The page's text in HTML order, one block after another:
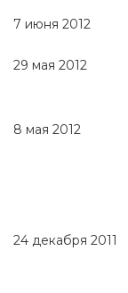
7 июня 2012
29 мая 2012
8 мая 2012
24 декабря 2011